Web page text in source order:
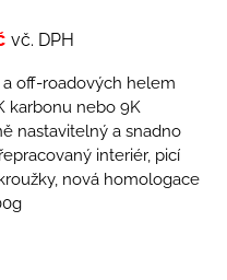
vč. DPH
off-roadových helem
karbonu nebo 9K
nastavitelný a snadno
interiér, picí
nová homologace